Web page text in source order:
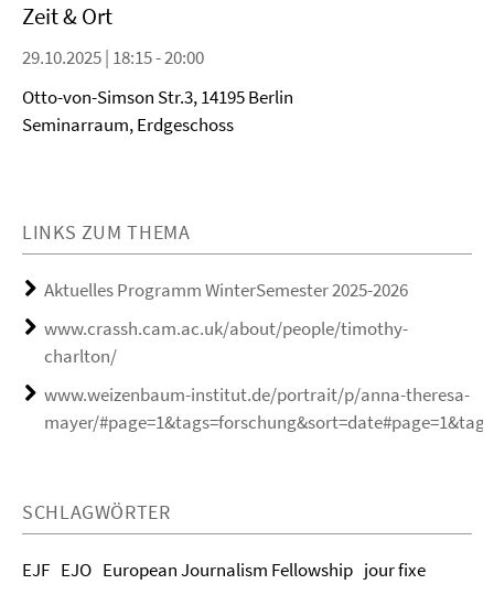
Zeit & Ort
29.10.2025 | 18:15 - 20:00
Otto-von-Simson Str.3, 14195 Berlin
Seminarraum, Erdgeschoss
LINKS ZUM THEMA
Aktuelles Programm WinterSemester 2025-2026
www.crassh.cam.ac.uk/about/people/timothy-
charlton/
www.weizenbaum-institut.de/portrait/p/anna-theresa-
mayer/
SCHLAGWÖRTER
EJF EJO European Journalism Fellowship jour fixe